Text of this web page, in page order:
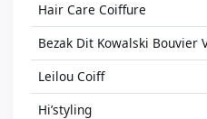
Hair Care Coiffure
Bezak Dit Kowalski Bouvier
Leilou Coiff
Hi’styling